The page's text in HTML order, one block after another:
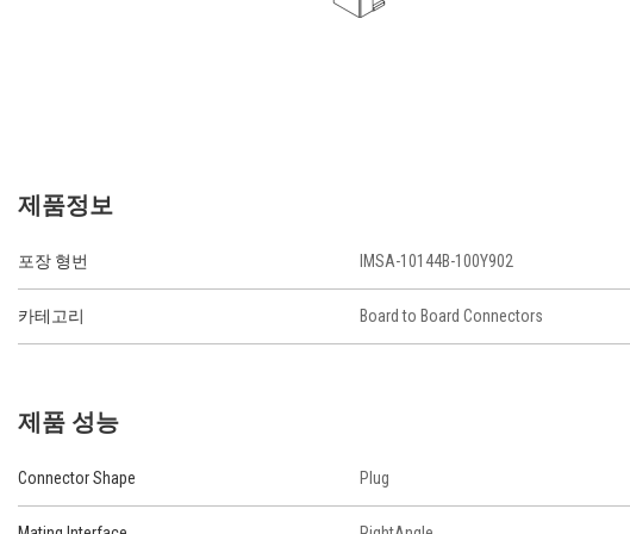
제품정보
포장 형번 IMSA-10144B-100Y902
카테고리 Board to Board Connectors
제품 성능
Connector Shape Plug